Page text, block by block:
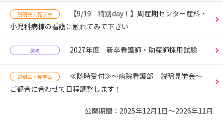
説明会・見学会
【9/19 特別day！】周産期センター産科・
小児科病棟の看護に触れてみて下さい
選考 2027年度 新卒看護師・助産師採用試験
説明会・見学会
≪随時受付≫～病院看護部 説明見学会～
ご都合に合わせて日程調整します！
公開期間：2025年12月1日～2026年11月